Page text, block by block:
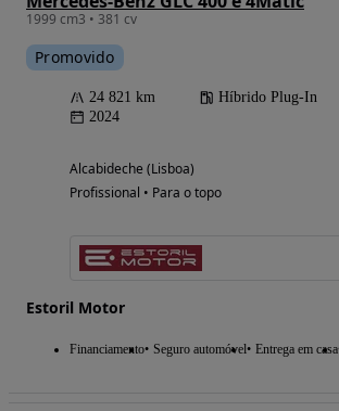
1999 cm3 • 381 cv
Promovido
24 821 km Híbrido Plug-In
2024
Alcabideche (Lisboa)
Profissional • Para o topo
Estoril Motor
Financiamento Seguro automóvel Entrega em casa